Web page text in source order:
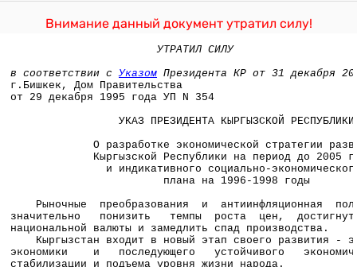
Внимание данный документ утратил силу!